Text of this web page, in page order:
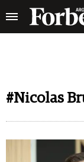
#Nicolas